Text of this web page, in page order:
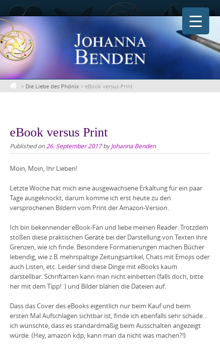
Skip
to
content
> Die Liebe des Phönix > eBook versus Print
eBook versus Print
Published on26. September 2017byJohanna Benden
Moin, Moin, Ihr Lieben!
Letzte Woche hat mich eine ausgewachsene Erkältung für ein paar
Tage ausgeknockt, darum komme ich erst heute zu den
versprochenen Bildern vom Print der Amazon-Version.
Ich bin bekennender eBook-Fan und liebe meinen Reader. Trotzdem
stoßen diese praktischen Geräte bei der Darstellung von Texten ihre
Grenzen, wie ich finde. Besondere Formatierungen machen Bücher
lebendig, wie z.B. mehrspaltige Zeitungsartikel, Chats mit Emojis oder
auch Listen, etc. Leider sind diese Dinge mit eBooks kaum
darstellbar. Schriftarten kann man nicht einbetten (falls doch, bitte
her mit dem Tipp! ) und Bilder blähen die Dateien auf.
Dass das Cover des eBooks eigentlich nur beim Kauf und beim
ersten Mal Aufschlagen sichtbar ist, finde ich ebenfalls sehr schade…
ich wünschte, dass es standardmäßig beim Ausschalten angezeigt
würde. (Hey,amazon kdp, kann man da nicht was machen?!)